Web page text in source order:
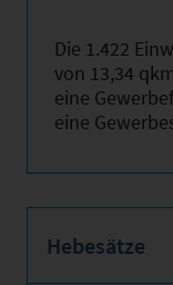
Die 1.422
von 13,34
eine
eine
Hebesätze